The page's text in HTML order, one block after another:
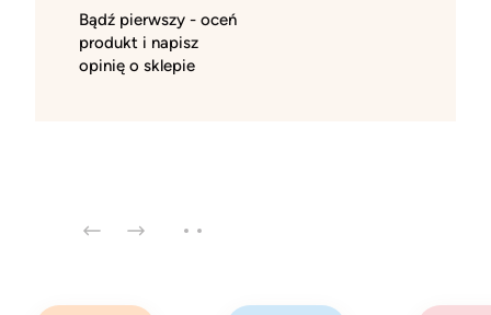
Bądź pierwszy - oceń
produkt i napisz
opinię o sklepie